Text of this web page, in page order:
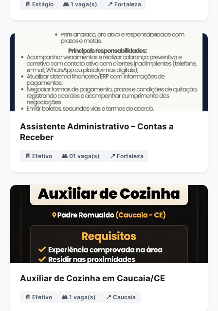
📄 Estágio 👥 1 vaga(s) 📍 Fortaleza
Assistente Administrativo – Contas a
Receber
📄 Efetivo 👥 01 vaga(s) 📍 Fortaleza
Auxiliar de Cozinha em Caucaia/CE
📄 Efetivo 👥 1 vaga(s) 📍 Caucaia